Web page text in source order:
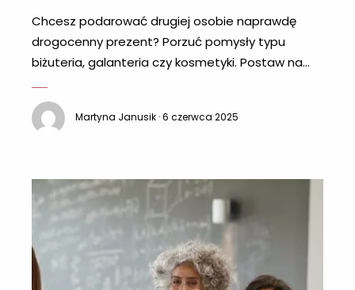
Chcesz podarować drugiej osobie naprawdę
drogocenny prezent? Porzuć pomysły typu
biżuteria, galanteria czy kosmetyki. Postaw na
coś, co jest najważniejsze, czyli zdrowie – w
końcu na pewno zauważasz, że to właśnie jest
istotne w życiu, a nie drogie dodatki. Sprezentuj
mammografii. Czy mammografia to
Martyna Janusik · 6 czerwca 2025